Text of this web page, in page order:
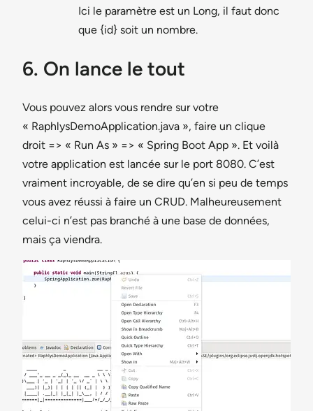
Ici le paramètre est un Long, il faut donc
que {id} soit un nombre.
6. On lance le tout
Vous pouvez alors vous rendre sur votre
« RaphlysDemoApplication.java », faire un clique
droit => « Run As » => « Spring Boot App ». Et voilà
votre application est lancée sur le port 8080. C’est
vraiment incroyable, de se dire qu’en si peu de temps
vous avez réussi à faire un CRUD. Malheureusement
celui-ci n’est pas branché à une base de données,
mais ça viendra.